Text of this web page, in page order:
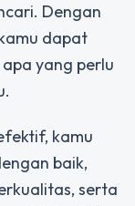
Dengan
dapat
yang perlu
kamu
baik,
serta